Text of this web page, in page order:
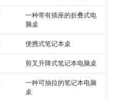
一种带有插座的折叠式电
脑桌
便携式笔记本桌
剪叉升降式笔记本电脑桌
一种可抽拉的笔记本电脑
桌